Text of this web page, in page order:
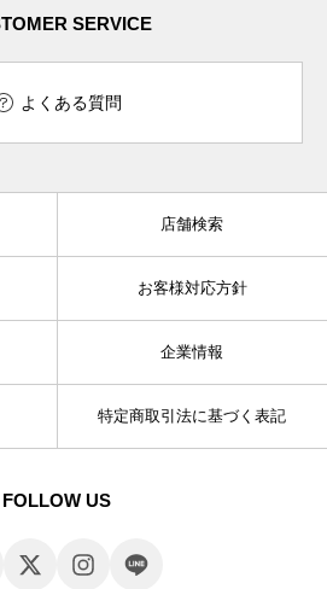
SERVICE
よくある質問
店舗検索
お客様対応方針
企業情報
特定商取引法に基づく表記
FOLLOW US